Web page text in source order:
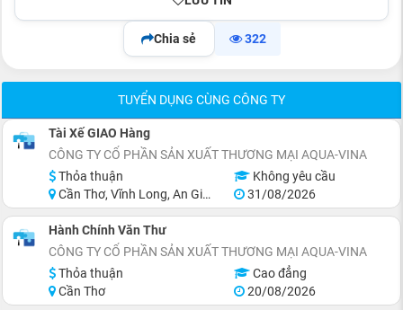
Chia sẻ 322
TUYỂN DỤNG CÙNG CÔNG TY
Tài Xế GIAO Hàng
CÔNG TY CỔ PHẦN SẢN XUẤT THƯƠNG MẠI AQUA-VINA
Thỏa thuận
Không yêu cầu
Cần Thơ, Vĩnh Long, An Giang, Kiên Giang, Đồng Tháp, Bạc Liêu
31/08/2026
Hành Chính Văn Thư
CÔNG TY CỔ PHẦN SẢN XUẤT THƯƠNG MẠI AQUA-VINA
Thỏa thuận
Cao đẳng
Cần Thơ
20/08/2026